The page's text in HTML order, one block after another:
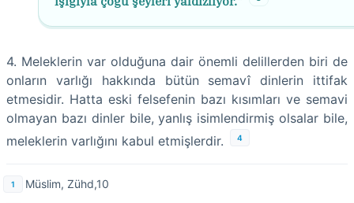
4. Meleklerin var olduğuna dair önemli delillerden biri de
onların varlığı hakkında bütün semavî dinlerin ittifak
etmesidir. Hatta eski felsefenin bazı kısımları ve semavi
olmayan bazı dinler bile, yanlış isimlendirmiş olsalar bile,
meleklerin varlığını kabul etmişlerdir.
4
Müslim, Zühd,10